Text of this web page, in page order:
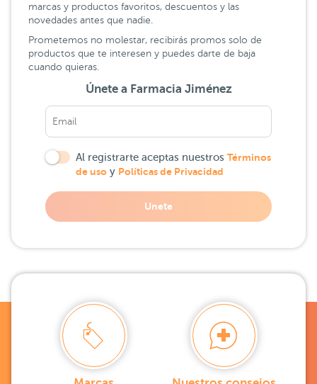
marcas y productos favoritos, descuentos y las
novedades antes que nadie.
Prometemos no molestar, recibirás promos solo de
productos que te interesen y puedes darte de baja
cuando quieras.
Únete a Farmacia Jiménez
Al registrarte aceptas nuestros Términos
de uso y Políticas de Privacidad
Unete